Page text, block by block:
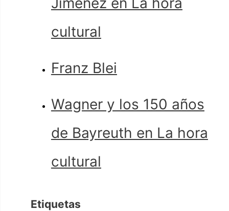
cultural
Franz Blei
Wagner y los 150 años
de Bayreuth en La hora
cultural
Etiquetas